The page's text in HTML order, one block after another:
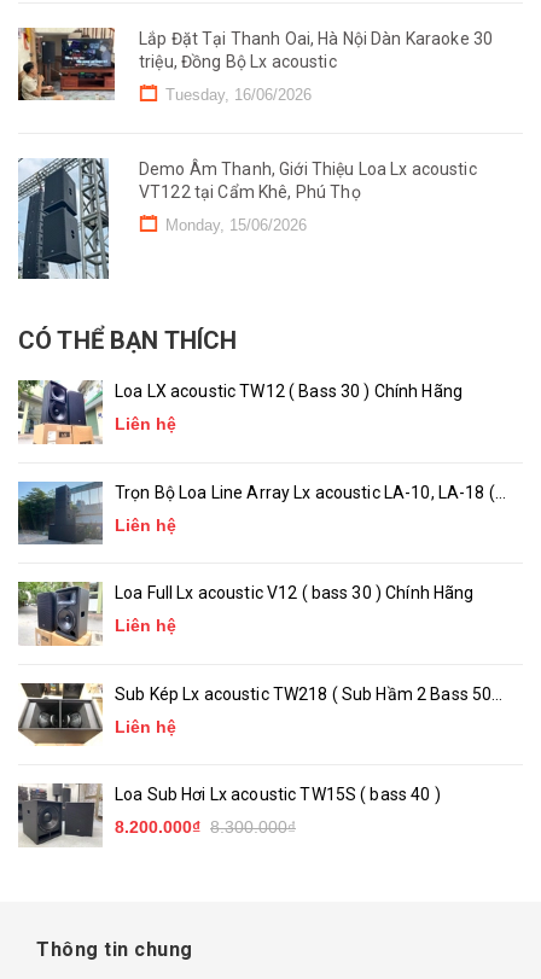
Lắp Đặt Tại Thanh Oai, Hà Nội Dàn Karaoke 30
triệu, Đồng Bộ Lx acoustic
Tuesday, 16/06/2026
Demo Âm Thanh, Giới Thiệu Loa Lx acoustic
VT122 tại Cẩm Khê, Phú Thọ
Monday, 15/06/2026
CÓ THỂ BẠN THÍCH
Loa LX acoustic TW12 ( Bass 30 ) Chính Hãng
Liên hệ
Trọn Bộ Loa Line Array Lx acoustic LA-10, LA-18 (
chính hãng )
Liên hệ
Loa Full Lx acoustic V12 ( bass 30 ) Chính Hãng
Liên hệ
Sub Kép Lx acoustic TW218 ( Sub Hầm 2 Bass 50
)_ Chính Hãng
Liên hệ
Loa Sub Hơi Lx acoustic TW15S ( bass 40 )
8.200.000₫ 8.300.000₫
Thông tin chung